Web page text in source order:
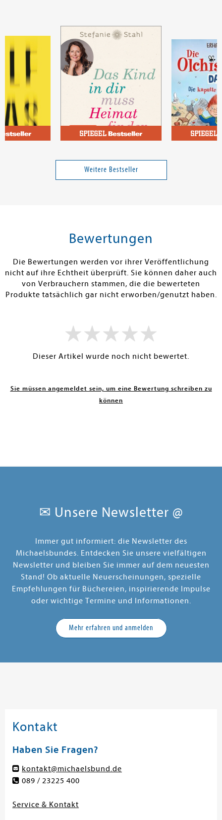
Das Kind in dir muss Heimat
finden
Warenkorb
Weitere Bestseller
Bewertungen
Die Bewertungen werden vor ihrer Veröffentlichung
nicht auf ihre Echtheit überprüft. Sie können daher auch
von Verbrauchern stammen, die die bewerteten
Produkte tatsächlich gar nicht erworben/genutzt haben.
Dieser Artikel wurde noch nicht bewertet.
Sie müssen angemeldet sein, um eine Bewertung schreiben zu
können
✉ Unsere Newsletter @
Immer gut informiert: die Newsletter des
Michaelsbundes. Entdecken Sie unsere vielfältigen
Newsletter und bleiben Sie immer auf dem neuesten
Stand! Ob aktuelle Neuerscheinungen, spezielle
Empfehlungen für Büchereien, inspirierende Impulse
oder wichtige Termine und Informationen.
Mehr erfahren und anmelden
Kontakt
Haben Sie Fragen?
kontakt@michaelsbund.de
089 / 23225 400
Service & Kontakt